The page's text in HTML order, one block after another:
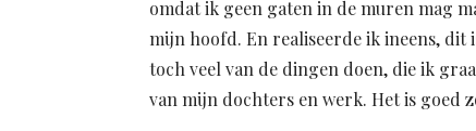
omdat ik geen gaten in de muren mag
mijn hoofd. En realiseerde ik ineens, dit
toch veel van de dingen doen, die ik
van mijn dochters en werk. Het is goed